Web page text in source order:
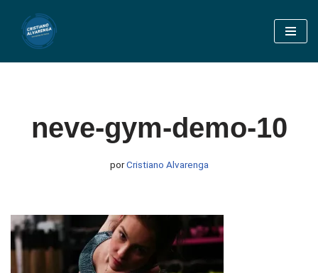
Pular
neve-gym-demo-10
porCristiano Alvarenga